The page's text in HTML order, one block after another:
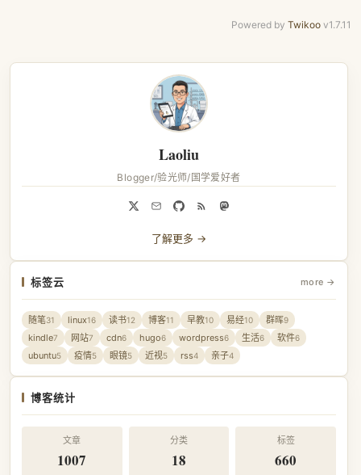
Powered by Twikoo v1.7.11
Laoliu
Blogger/验光师/国学爱好者
了解更多 →
标签云 more →
随笔31 linux16 读书12 博客11 早教10 易经10 群晖9
kindle7 网站7 cdn6 hugo6 wordpress6 生活6 软件6
ubuntu5 疫情5 眼镜5 近视5 rss4 亲子4
博客统计
文章
1007
分类
18
标签
660